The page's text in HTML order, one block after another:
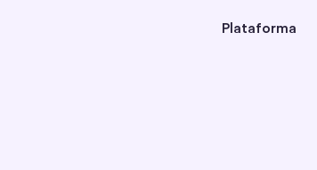
Plataforma